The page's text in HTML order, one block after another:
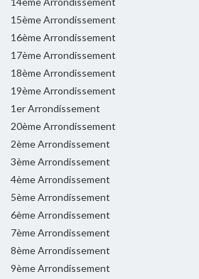
15ème Arrondissement
16ème Arrondissement
17ème Arrondissement
18ème Arrondissement
19ème Arrondissement
1er Arrondissement
20ème Arrondissement
2ème Arrondissement
3ème Arrondissement
4ème Arrondissement
5ème Arrondissement
6ème Arrondissement
7ème Arrondissement
8ème Arrondissement
9ème Arrondissement